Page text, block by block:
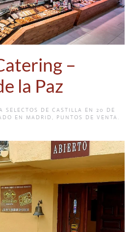
–
la Paz
SELECTOS DE CASTILLA EN 20 DE
EN MADRID , PUNTOS DE VENTA .